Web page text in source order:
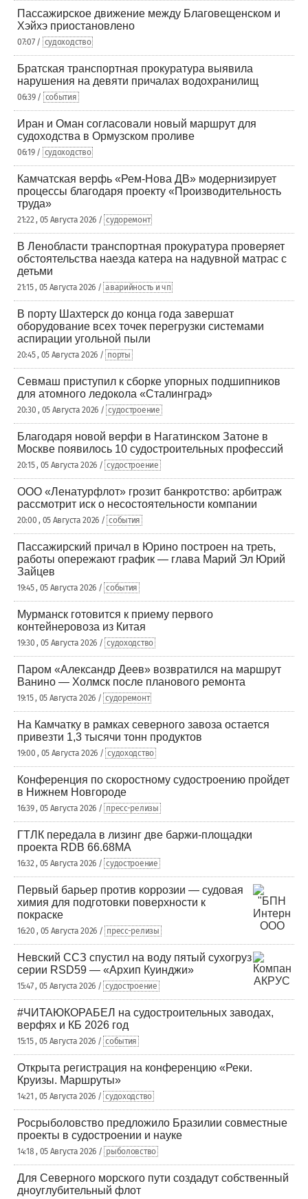
Пассажирское движение между Благовещенском и
Хэйхэ приостановлено
07:07 / судоходство
Братская транспортная прокуратура выявила
нарушения на девяти причалах водохранилищ
06:39 / события
Иран и Оман согласовали новый маршрут для
судоходства в Ормузском проливе
06:19 / судоходство
Камчатская верфь «Рем-Нова ДВ» модернизирует
процессы благодаря проекту «Производительность
труда»
21:22 , 05 Августа 2026 / судоремонт
В Ленобласти транспортная прокуратура проверяет
обстоятельства наезда катера на надувной матрас с
детьми
21:15 , 05 Августа 2026 / аварийность и чп
В порту Шахтерск до конца года завершат
оборудование всех точек перегрузки системами
аспирации угольной пыли
20:45 , 05 Августа 2026 / порты
Севмаш приступил к сборке упорных подшипников
для атомного ледокола «Сталинград»
20:30 , 05 Августа 2026 / судостроение
Благодаря новой верфи в Нагатинском Затоне в
Москве появилось 10 судостроительных профессий
20:15 , 05 Августа 2026 / судостроение
ООО «Ленатурфлот» грозит банкротство: арбитраж
рассмотрит иск о несостоятельности компании
20:00 , 05 Августа 2026 / события
Пассажирский причал в Юрино построен на треть,
работы опережают график — глава Марий Эл Юрий
Зайцев
19:45 , 05 Августа 2026 / события
Мурманск готовится к приему первого
контейнеровоза из Китая
19:30 , 05 Августа 2026 / судоходство
Паром «Александр Деев» возвратился на маршрут
Ванино — Холмск после планового ремонта
19:15 , 05 Августа 2026 / судоремонт
На Камчатку в рамках северного завоза остается
привезти 1,3 тысячи тонн продуктов
19:00 , 05 Августа 2026 / судоходство
Конференция по скоростному судостроению пройдет
в Нижнем Новгороде
16:39 , 05 Августа 2026 / пресс-релизы
ГТЛК передала в лизинг две баржи-площадки
проекта RDB 66.68МА
16:32 , 05 Августа 2026 / судостроение
Первый барьер против коррозии — судовая
химия для подготовки поверхности к
покраске
16:20 , 05 Августа 2026 / пресс-релизы
Невский ССЗ спустил на воду пятый сухогруз
серии RSD59 — «Архип Куинджи»
15:47 , 05 Августа 2026 / судостроение
#ЧИТАЮКОРАБЕЛ на судостроительных заводах,
верфях и КБ 2026 год
15:15 , 05 Августа 2026 / события
Открыта регистрация на конференцию «Реки.
Круизы. Маршруты»
14:21 , 05 Августа 2026 / судоходство
Росрыболовство предложило Бразилии совместные
проекты в судостроении и науке
14:18 , 05 Августа 2026 / рыболовство
Для Северного морского пути создадут собственный
дноуглубительный флот